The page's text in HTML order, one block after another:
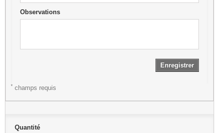
Observations
Enregistrer
* champs requis
Quantité